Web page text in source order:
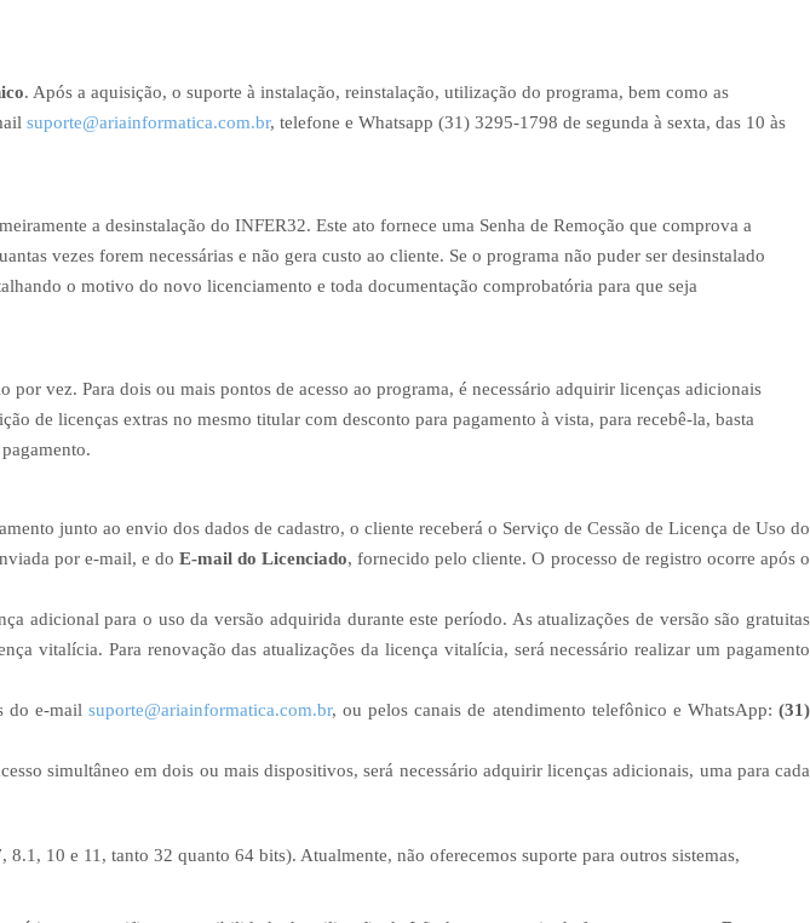
. Após a aquisição, o suporte à instalação, reinstalação, utilização do programa, bem como as
suporte@ariainformatica.com.br, telefone e Whatsapp (31) 3295-1798 de segunda à sexta, das 10 às
a desinstalação do INFER32. Este ato fornece uma Senha de Remoção que comprova a
vezes forem necessárias e não gera custo ao cliente. Se o programa não puder ser desinstalado
o motivo do novo licenciamento e toda documentação comprobatória para que seja
por vez. Para dois ou mais pontos de acesso ao programa, é necessário adquirir licenças adicionais
de licenças extras no mesmo titular com desconto para pagamento à vista, para recebê-la, basta
junto ao envio dos dados de cadastro, o cliente receberá o Serviço de Cessão de Licença de Uso do
por e-mail, e do E-mail do Licenciado, fornecido pelo cliente. O processo de registro ocorre após o
adicional para o uso da versão adquirida durante este período. As atualizações de versão são gratuitas
vitalícia. Para renovação das atualizações da licença vitalícia, será necessário realizar um pagamento
do e-mailsuporte@ariainformatica.com.br, ou pelos canais de atendimento telefônico e WhatsApp:(31)
simultâneo em dois ou mais dispositivos, será necessário adquirir licenças adicionais, uma para cada
8.1, 10 e 11, tanto 32 quanto 64 bits). Atualmente, não oferecemos suporte para outros sistemas,